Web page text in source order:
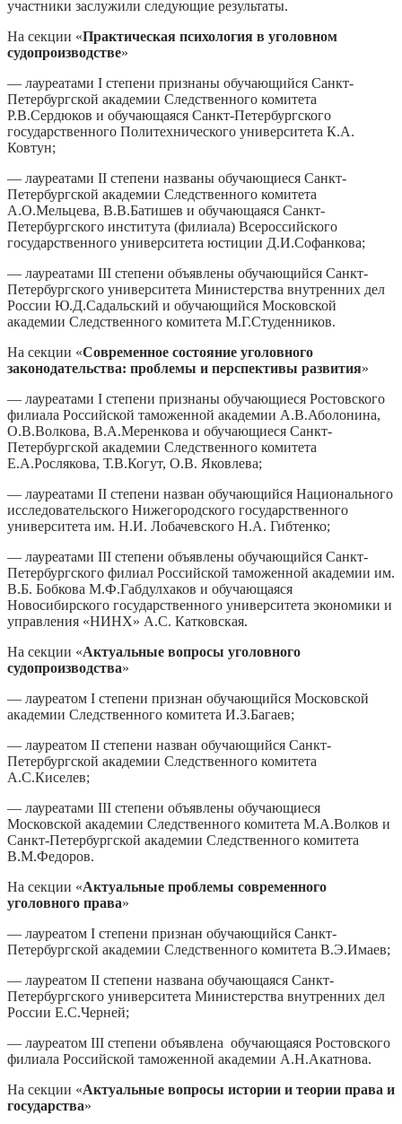
участники заслужили следующие результаты.
На секции «Практическая психология в уголовном
судопроизводстве»
— лауреатами I степени признаны обучающийся Санкт-
Петербургской академии Следственного комитета
Р.В.Сердюков и обучающаяся Санкт-Петербургского
государственного Политехнического университета К.А.
Ковтун;
— лауреатами II степени названы обучающиеся Санкт-
Петербургской академии Следственного комитета
А.О.Мельцева, В.В.Батишев и обучающаяся Санкт-
Петербургского института (филиала) Всероссийского
государственного университета юстиции Д.И.Софанкова;
— лауреатами III степени объявлены обучающийся Санкт-
Петербургского университета Министерства внутренних дел
России Ю.Д.Садальский и обучающийся Московской
академии Следственного комитета М.Г.Студенников.
На секции «Современное состояние уголовного
законодательства: проблемы и перспективы развития»
— лауреатами I степени признаны обучающиеся Ростовского
филиала Российской таможенной академии А.В.Аболонина,
О.В.Волкова, В.А.Меренкова и обучающиеся Санкт-
Петербургской академии Следственного комитета
Е.А.Рослякова, Т.В.Когут, О.В. Яковлева;
— лауреатами II степени назван обучающийся Национального
исследовательского Нижегородского государственного
университета им. Н.И. Лобачевского Н.А. Гибтенко;
— лауреатами III степени объявлены обучающийся Санкт-
Петербургского филиал Российской таможенной академии им.
В.Б. Бобкова М.Ф.Габдулхаков и обучающаяся
Новосибирского государственного университета экономики и
управления «НИНХ» А.С. Катковская.
На секции «Актуальные вопросы уголовного
судопроизводства»
— лауреатом I степени признан обучающийся Московской
академии Следственного комитета И.З.Багаев;
— лауреатом II степени назван обучающийся Санкт-
Петербургской академии Следственного комитета
А.С.Киселев;
— лауреатами III степени объявлены обучающиеся
Московской академии Следственного комитета М.А.Волков и
Санкт-Петербургской академии Следственного комитета
В.М.Федоров.
На секции «Актуальные проблемы современного
уголовного права»
— лауреатом I степени признан обучающийся Санкт-
Петербургской академии Следственного комитета В.Э.Имаев;
— лауреатом II степени названа обучающаяся Санкт-
Петербургского университета Министерства внутренних дел
России Е.С.Черней;
— лауреатом III степени объявлена обучающаяся Ростовского
филиала Российской таможенной академии А.Н.Акатнова.
На секции «Актуальные вопросы истории и теории права и
государства»